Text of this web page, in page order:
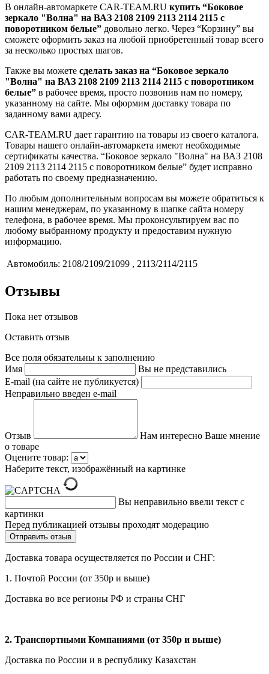
В онлайн-автомаркете CAR-TEAM.RU купить “Боковое
зеркало "Волна" на ВАЗ 2108 2109 2113 2114 2115 с
поворотником белые” довольно легко. Через “Корзину” вы
сможете оформить заказ на любой приобретенный товар всего
за несколько простых шагов.
Также вы можете сделать заказ на “Боковое зеркало
"Волна" на ВАЗ 2108 2109 2113 2114 2115 с поворотником
белые” в рабочее время, просто позвонив нам по номеру,
указанному на сайте. Мы оформим доставку товара по
заданному вами адресу.
CAR-TEAM.RU дает гарантию на товары из своего каталога.
Товары нашего онлайн-автомаркета имеют необходимые
сертификаты качества. “Боковое зеркало "Волна" на ВАЗ 2108
2109 2113 2114 2115 с поворотником белые” будет исправно
работать по своему предназначению.
По любым дополнительным вопросам вы можете обратиться к
нашим менеджерам, по указанному в шапке сайта номеру
телефона, в рабочее время. Мы проконсультируем вас по
любому выбранному продукту и предоставим нужную
информацию.
Автомобиль: 2108/2109/21099 , 2113/2114/2115
Отзывы
Пока нет отзывов
Оставить отзыв
Все поля обязательны к заполнению
Имя
Вы не представились
E-mail (на сайте не публикуется)
Неправильно введен e-mail
Отзыв
Нам интересно Ваше мнение
о товаре
Оцените товар:
Наберите текст, изображённый на картинке
Вы неправильно ввели текст с
картинки
Перед публикацией отзывы проходят модерацию
Доставка товара осуществляется по России и СНГ:
1. Почтой России (от 350р и выше)
Доставка во все регионы РФ и страны СНГ
2. Транспортными Компаниями (от 350р и выше)
Доставка по России и в республику Казахстан